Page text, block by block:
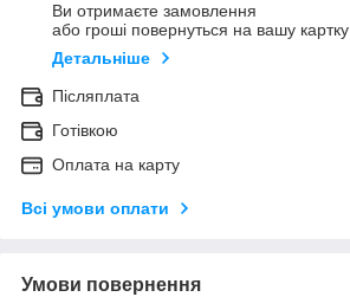
Ви отримаєте замовлення
або гроші повернуться на вашу картку
Детальніше
Післяплата
Готівкою
Оплата на карту
Всі умови оплати
Умови повернення